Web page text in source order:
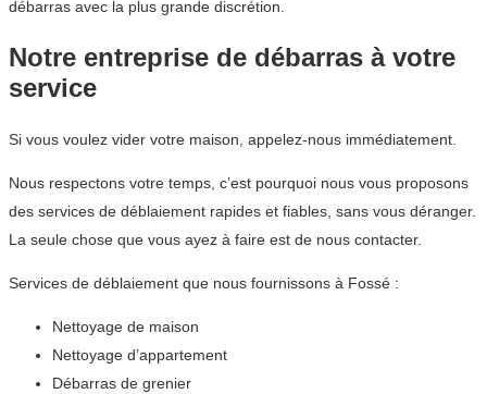
débarras avec la plus grande discrétion.
Notre entreprise de débarras à votre
service
Si vous voulez vider votre maison, appelez-nous immédiatement.
Nous respectons votre temps, c’est pourquoi nous vous proposons
des services de déblaiement rapides et fiables, sans vous déranger.
La seule chose que vous ayez à faire est de nous contacter.
Services de déblaiement que nous fournissons à Fossé :
Nettoyage de maison
Nettoyage d’appartement
Débarras de grenier